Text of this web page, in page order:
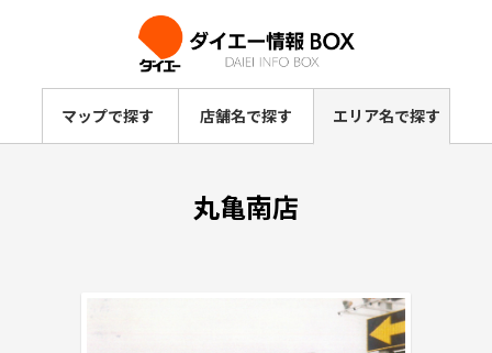
マップで探す 店舗名で探す エリア名で探す
丸亀南店